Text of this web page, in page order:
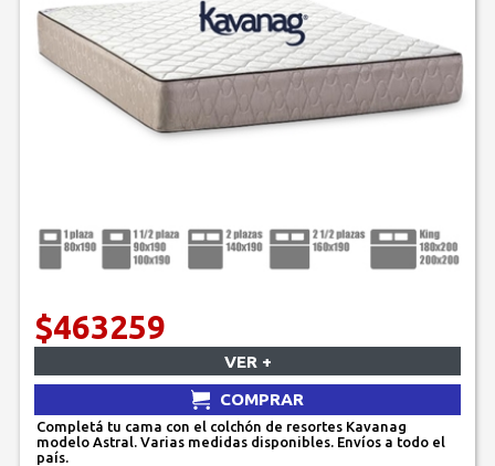
$463259
VER +
COMPRAR
Completá tu cama con el colchón de resortes Kavanag
modelo Astral. Varias medidas disponibles. Envíos a todo el
país.